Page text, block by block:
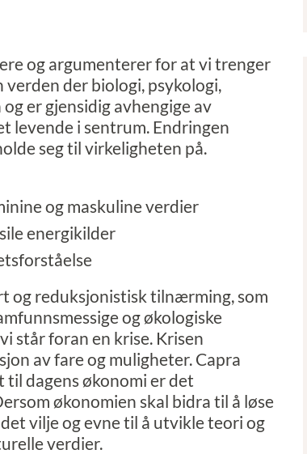
og argumenterer for at vi trenger
der biologi, psykologi,
er gjensidig avhengige av
levende i sentrum. Endringen
seg til virkeligheten på.
og maskuline verdier
energikilder
og reduksjonistisk tilnærming, som
og økologiske
står foran en krise. Krisen
av fare og muligheter. Capra
dagens økonomi er det
økonomien skal bidra til å løse
vilje og evne til å utvikle teori og
verdier.